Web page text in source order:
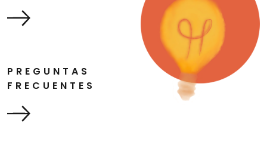
PREGUNTAS
FRECUENTES